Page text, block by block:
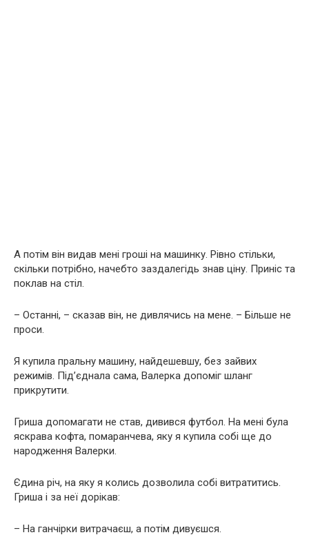
А потім він видав мені гроші на машинку. Рівно стільки,
скільки потрібно, начебто заздалегідь знав ціну. Приніс та
поклав на стіл.
– Останні, – сказав він, не дивлячись на мене. – Більше не
проси.
Я купила пральну машину, найдешевшу, без зайвих
режимів. Під’єднала сама, Валерка допоміг шланг
прикрутити.
Гриша допомагати не став, дивився футбол. На мені була
яскрава кофта, помаранчева, яку я купила собі ще до
народження Валерки.
Єдина річ, на яку я колись дозволила собі витратитись.
Гриша і за неї дорікав:
– На ганчірки витрачаєш, а потім дивуєшся.